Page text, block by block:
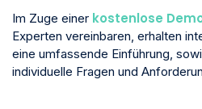
Im Zuge einer kostenlose
Experten vereinbaren, erhalten
eine umfassende Einführung,
individuelle Fragen und